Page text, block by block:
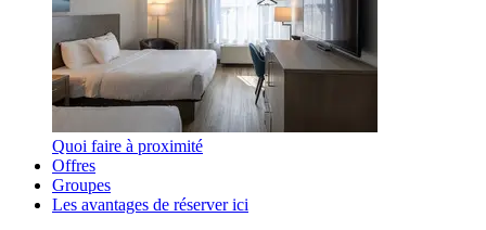
Quoi faire à proximité
Offres
Groupes
Les avantages de réserver ici